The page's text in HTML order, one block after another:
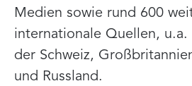
Medien sowie rund 600
internationale Quellen, u.a.
der Schweiz,
und Russland.